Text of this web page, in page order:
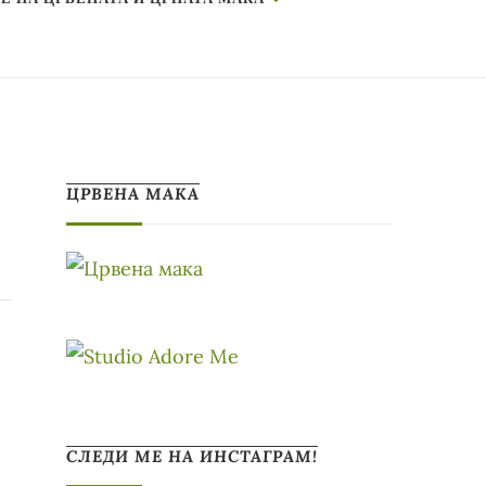
ЦРВЕНА МАКА
СЛЕДИ МЕ НА ИНСТАГРАМ!